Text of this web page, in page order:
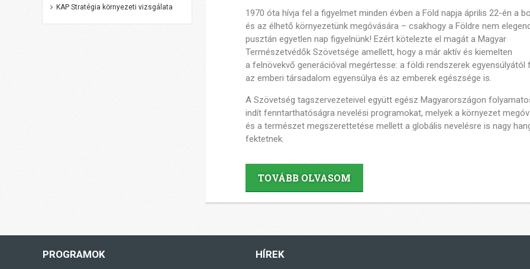
1970 óta hívja fel a figyelmet minden évben a Föld napja április 22-én a
és az élhető környezetünk megóvására – csakhogy a Földre nem
pusztán egyetlen nap figyelnünk! Ezért kötelezte el magát a Magyar
Természetvédők Szövetsége amellett, hogy a már aktív és kiemelten
afelnövekvő generációval megértesse: a földi rendszerek egyensúlyától
az emberi társadalom egyensúlya és az emberek egészsége is.
A Szövetség tagszervezeteivel együtt egész Magyarországon
indít fenntarthatóságra nevelési programokat, melyek a környezet
és a természet megszerettetése mellett a globális nevelésre is nagy
fektetnek.
TOVÁBB OLVASOM
KAP Stratégia környezeti vizsgálata
PROGRAMOK HÍREK